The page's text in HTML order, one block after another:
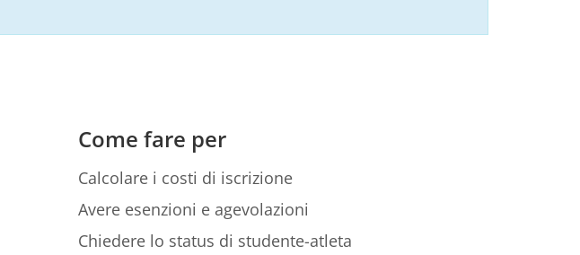
Come fare per
Calcolare i costi di iscrizione
Avere esenzioni e agevolazioni
Chiedere lo status di studente-atleta